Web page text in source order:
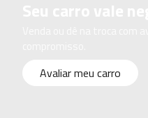
Avaliar meu carro